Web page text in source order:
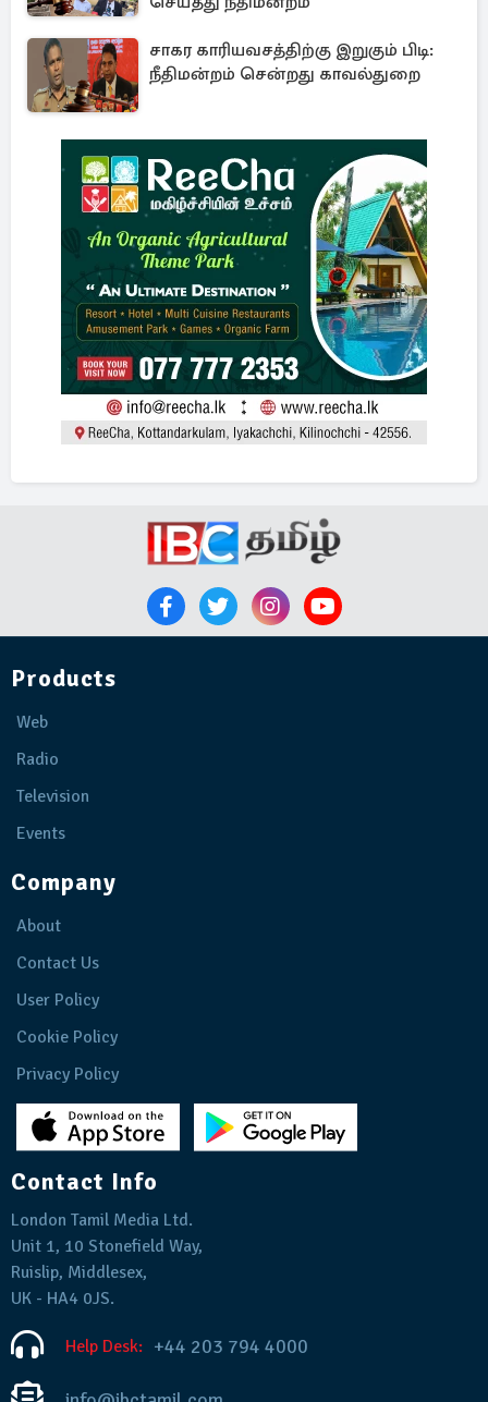
சாகர காரியவசத்திற்கு இறுகும் பிடி:
நீதிமன்றம் சென்றது காவல்துறை
Products
Web
Radio
Television
Events
Company
About
Contact Us
User Policy
Cookie Policy
Privacy Policy
Contact Info
London Tamil Media Ltd.
Unit 1, 10 Stonefield Way,
Ruislip, Middlesex,
UK - HA4 0JS.
Help Desk: +44 203 794 4000